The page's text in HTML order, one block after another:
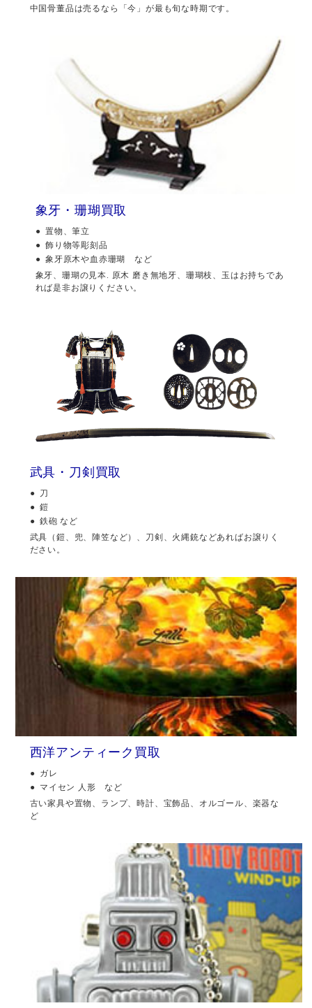
中国骨董品は売るなら「今」が最も旬な時期です。
象牙・珊瑚買取
置物、筆立
飾り物等彫刻品
象牙原木や血赤珊瑚 など
象牙、珊瑚の見本. 原木 磨き無地牙、珊瑚枝、玉はお持ちであ
れば是非お譲りください。
武具・刀剣買取
刀
鎧
鉄砲 など
武具（鎧、兜、陣笠など）、刀剣、火縄銃などあればお譲りく
ださい。
西洋アンティーク買取
ガレ
マイセン 人形 など
古い家具や置物、ランプ、時計、宝飾品、オルゴール、楽器な
ど